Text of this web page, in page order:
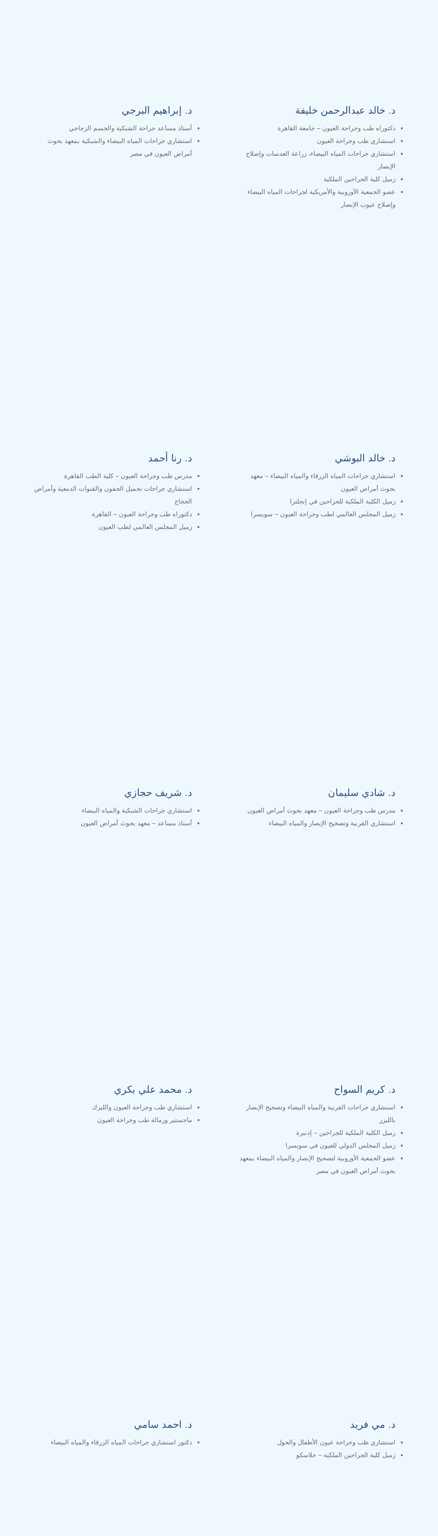
د. إبراهيم البرجي
أستاذ مساعد جراحة الشبكية والجسم الزجاجي
استشاري جراحات المياه البيضاء والشبكية بمعهد بحوث
أمراض العيون في مصر
د. خالد عبدالرحمن خليفة
دكتوراه طب وجراحة العيون – جامعة القاهرة
استشاري طب وجراحة العيون
استشاري جراحات المياه البيضاء، زراعة العدسات وإصلاح
الإبصار
زميل كلية الجراحين الملكية
عضو الجمعية الأوروبية والأمريكية لجراحات المياه البيضاء
وإصلاح عيوب الإبصار
د. رنا أحمد
مدرس طب وجراحة العيون – كلية الطب القاهرة
استشاري جراحات تجميل الجفون والقنوات الدمعية وأمراض
الحجاج
دكتوراه طب وجراحة العيون – القاهرة
زميل المجلس العالمي لطب العيون
د. خالد البوشي
استشاري جراحات المياه الزرقاء والمياه البيضاء – معهد
بحوث أمراض العيون
زميل الكلية الملكية للجراحين في إنجلترا
زميل المجلس العالمي لطب وجراحة العيون – سويسرا
د. شريف حجازي
استشاري جراحات الشبكية والمياه البيضاء
أستاذ مساعد – معهد بحوث أمراض العيون
د. شادي سليمان
مدرس طب وجراحة العيون – معهد بحوث أمراض العيون
استشاري القرنية وتصحيح الإبصار والمياه البيضاء
د. محمد علي بكري
استشاري طب وجراحة العيون والليزك
ماجستير وزمالة طب وجراحة العيون
د. كريم السواح
استشاري جراحات القرنية والمياه البيضاء وتصحيح الإبصار
بالليزر
زميل الكلية الملكية للجراحين – إدنبرة
زميل المجلس الدولي للعيون في سويسرا
عضو الجمعية الأوروبية لتصحيح الإبصار والمياه البيضاء بمعهد
بحوث أمراض العيون في مصر
د. احمد سامي
دكتور استشاري جراحات المياه الزرقاء والمياه البيضاء
د. مي فريد
استشاري طب وجراحة عيون الأطفال والحول
زميل كلية الجراحين الملكية – جلاسكو